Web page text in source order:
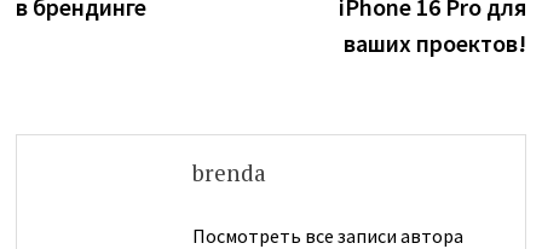
в брендинге
iPhone 16 Pro для
ваших проектов!
brenda
Посмотреть все записи автора